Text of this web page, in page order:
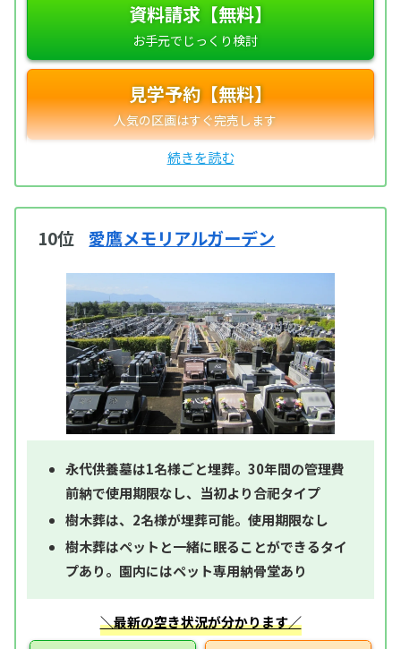
資料請求【無料】
見学予約【無料】
10位 愛鷹メモリアルガーデン
永代供養墓は1名様ごと埋葬。30年間の管理費
前納で使用期限なし、当初より合祀タイプ
樹木葬は、2名様が埋葬可能。使用期限なし
樹木葬はペットと一緒に眠ることができるタイ
プあり。園内にはペット専用納骨堂あり
＼最新の空き状況が分かります／